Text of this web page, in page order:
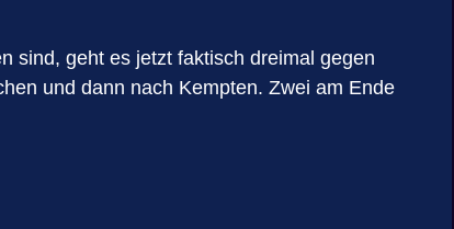
sind, geht es jetzt faktisch dreimal gegen
und dann nach Kempten. Zwei am Ende